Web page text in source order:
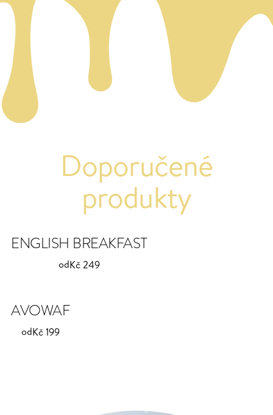
Doporučené
produkty
ENGLISH BREAKFAST
odKč 249
AVOWAF
odKč 199